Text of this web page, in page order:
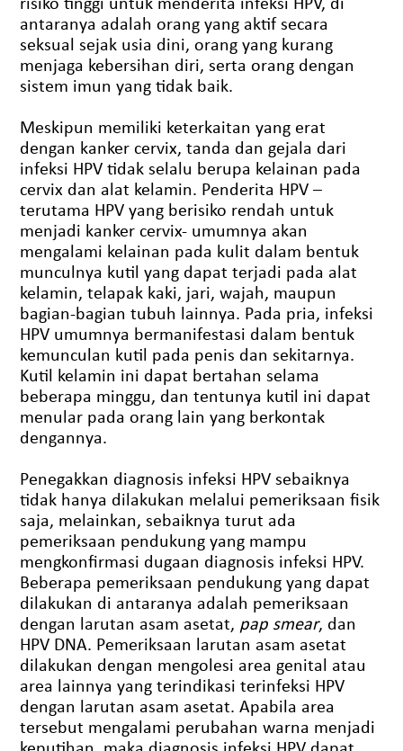
antaranya adalah orang yang aktif secara
seksual sejak usia dini, orang yang kurang
menjaga kebersihan diri, serta orang dengan
sistem imun yang tidak baik.
Meskipun memiliki keterkaitan yang erat
dengan kanker cervix, tanda dan gejala dari
infeksi HPV tidak selalu berupa kelainan pada
cervix dan alat kelamin. Penderita HPV –
terutama HPV yang berisiko rendah untuk
menjadi kanker cervix- umumnya akan
mengalami kelainan pada kulit dalam bentuk
munculnya kutil yang dapat terjadi pada alat
kelamin, telapak kaki, jari, wajah, maupun
bagian-bagian tubuh lainnya. Pada pria, infeksi
HPV umumnya bermanifestasi dalam bentuk
kemunculan kutil pada penis dan sekitarnya.
Kutil kelamin ini dapat bertahan selama
beberapa minggu, dan tentunya kutil ini dapat
menular pada orang lain yang berkontak
dengannya.
Penegakkan diagnosis infeksi HPV sebaiknya
tidak hanya dilakukan melalui pemeriksaan fisik
saja, melainkan, sebaiknya turut ada
pemeriksaan pendukung yang mampu
mengkonfirmasi dugaan diagnosis infeksi HPV.
Beberapa pemeriksaan pendukung yang dapat
dilakukan di antaranya adalah pemeriksaan
dengan larutan asam asetat, pap smear, dan
HPV DNA. Pemeriksaan larutan asam asetat
dilakukan dengan mengolesi area genital atau
area lainnya yang terindikasi terinfeksi HPV
dengan larutan asam asetat. Apabila area
tersebut mengalami perubahan warna menjadi